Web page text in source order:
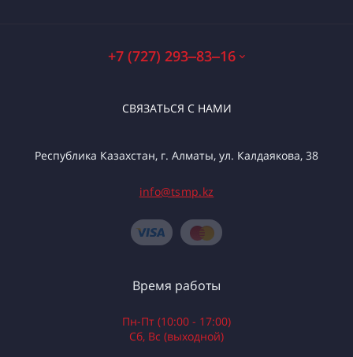
+7 (727) 293‒83‒16
СВЯЗАТЬСЯ С НАМИ
Республика Казахстан, г. Алматы, ул. Калдаякова, 38
info@tsmp.kz
Время работы
Пн-Пт (10:00 - 17:00)
Сб, Вс (выходной)